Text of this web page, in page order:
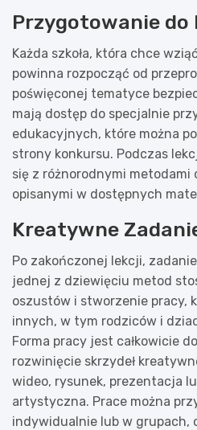
Przygotowanie do
Każda szkoła, która chce
powinna rozpocząć od
poświęconej tematyce
mają dostęp do specjalnie
edukacyjnych, które można
strony konkursu. Podczas
się z różnorodnymi metodami
opisanymi w dostępnych
Kreatywne
Po zakończonej lekcji,
jednej z dziewięciu metod
oszustów i stworzenie pracy,
innych, w tym rodziców i
Forma pracy jest całkowicie
rozwinięcie skrzydeł
wideo, rysunek, prezentacja
artystyczna. Prace można
indywidualnie lub w grupach,